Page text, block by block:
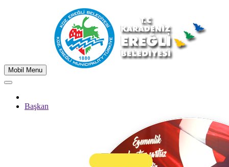
Mobil Menu
Başkan